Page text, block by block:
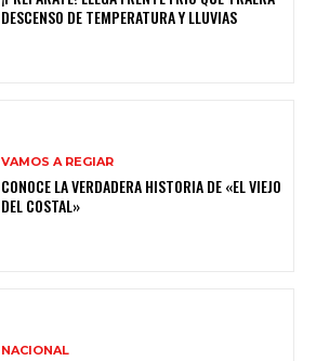
DESCENSO DE TEMPERATURA Y LLUVIAS
VAMOS A REGIAR
CONOCE LA VERDADERA HISTORIA DE «EL VIEJO
DEL COSTAL»
NACIONAL